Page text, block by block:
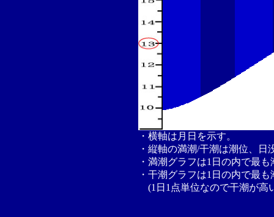
・横軸は月日を示す。
・縦軸の満潮/干潮は潮位、
・満潮グラフは1日の内で最
・干潮グラフは1日の内で最
(1日1点単位なので干潮が高